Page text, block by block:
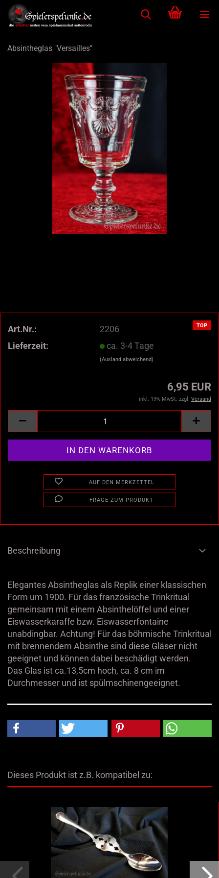
Absintheglas "Versailles"
TOP
Art.Nr.:
2206
Lieferzeit:
ca. 3-4 Tage
(Ausland abweichend)
6,95 EUR
inkl. 19% MwSt. zzgl. Versand
AUF DEN MERKZETTEL
FRAGE ZUM PRODUKT
Beschreibung
Elegantes Absintheglas als Replik einer klassischen
Form um 1900. Für das französische Trinkritual
gemeinsam mit einem Absinthelöffel und einer
Eiswasserkaraffe bzw. Eiswasserfontaine
unabdingbar. Achtung! Für das böhmische Trinkritual
mit brennendem Absinthe sind diese Gläser nicht
geeignet und können dabei beschädigt werden.
Das Glas ist ca.13,5cm hoch, ca. 8 cm im
Durchmesser und ist spülmschinengeeignet.
Dieses Produkt ist z.B. kompatibel zu: